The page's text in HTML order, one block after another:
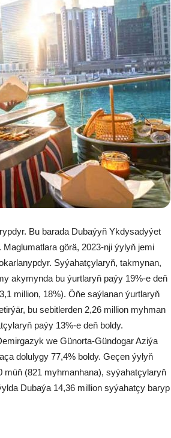
Bu barada Dubaýyň Ykdysadyýet
görä, 2023-nji ýylyň jemi
Syýahatçylaryň, takmynan,
akymynda bu ýurtlaryň paýy 19%-e deň
million, 18%). Öňe saýlanan ýurtlaryň
bu sebitlerden 2,26 million myhman
paýy 13%-e deň boldy.
we Günorta-Gündogar Aziýa
dolulygy 77,4% boldy. Geçen ýylyň
müň (821 myhmanhana), syýahatçylaryň
Dubaýa 14,36 million syýahatçy baryp